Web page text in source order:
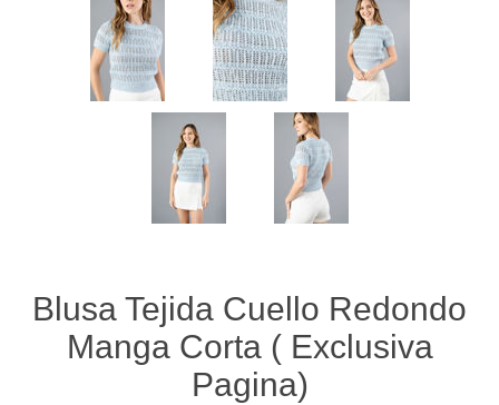
Blusa Tejida Cuello Redondo
Manga Corta ( Exclusiva
Pagina)